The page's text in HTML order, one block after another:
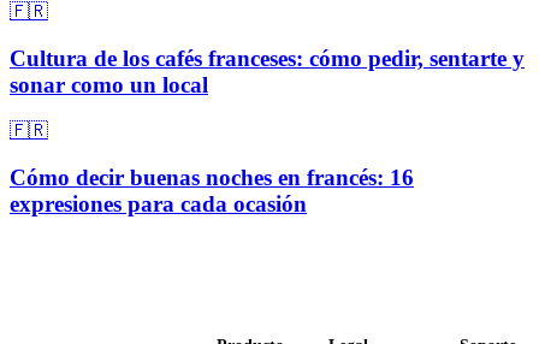
🇫🇷
Cultura de los cafés franceses: cómo pedir, sentarte y
sonar como un local
🇫🇷
Cómo decir buenas noches en francés: 16
expresiones para cada ocasión